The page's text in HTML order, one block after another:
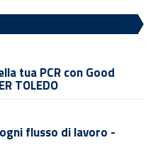
tua PCR con Good
TOLEDO
flusso di lavoro -